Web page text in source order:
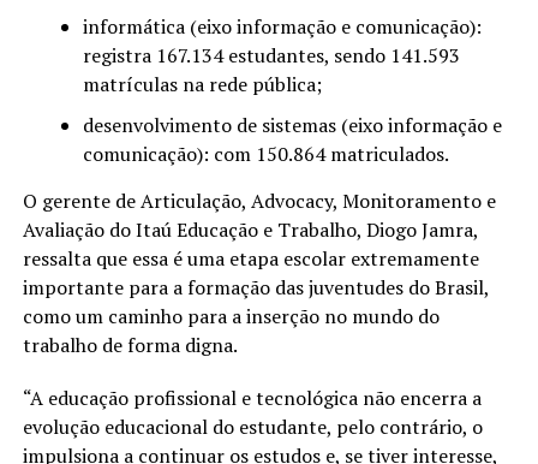
informática (eixo informação e comunicação):
registra 167.134 estudantes, sendo 141.593
matrículas na rede pública;
desenvolvimento de sistemas (eixo informação e
comunicação): com 150.864 matriculados.
O gerente de Articulação, Advocacy, Monitoramento e
Avaliação do Itaú Educação e Trabalho, Diogo Jamra,
ressalta que essa é uma etapa escolar extremamente
importante para a formação das juventudes do Brasil,
como um caminho para a inserção no mundo do
trabalho de forma digna.
“A educação profissional e tecnológica não encerra a
evolução educacional do estudante, pelo contrário, o
impulsiona a continuar os estudos e, se tiver interesse,